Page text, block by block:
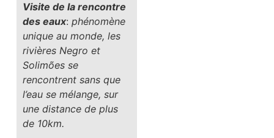
Visite de la rencontre
des eaux: phénomène
unique au monde, les
rivières Negro et
Solimões se
rencontrent sans que
l’eau se mélange, sur
une distance de plus
de 10km.